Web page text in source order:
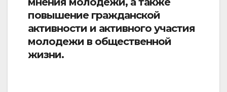
повышение гражданской
активности и активного участия
молодежи в общественной
жизни.